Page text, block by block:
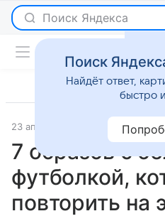
23 апреля 2018
7 образов с
футболкой,
повторить на
Поиск
Найдёт ответ,
быстро